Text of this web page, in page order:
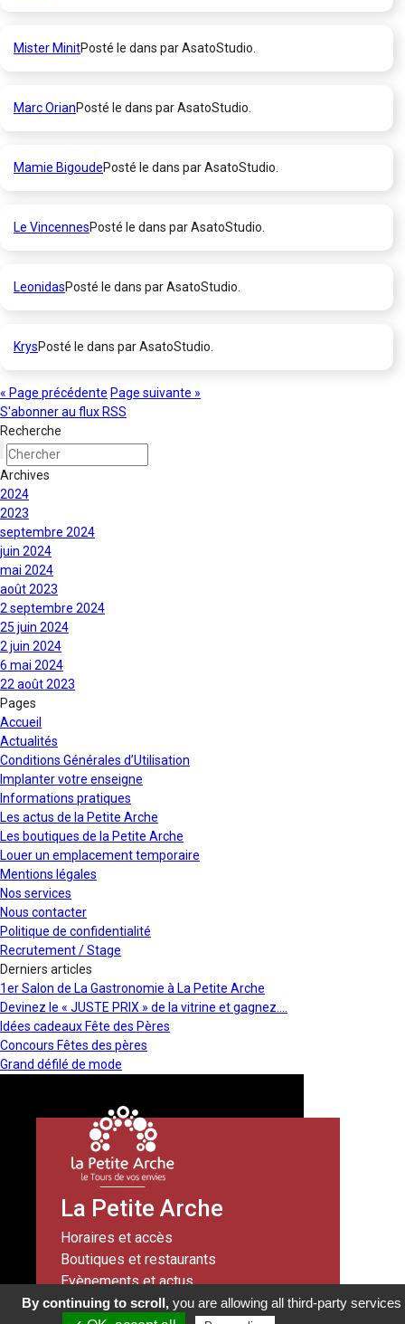
Mister MinitPosté le dans par AsatoStudio.
Marc OrianPosté le dans par AsatoStudio.
Mamie BigoudePosté le dans par AsatoStudio.
Le VincennesPosté le dans par AsatoStudio.
LeonidasPosté le dans par AsatoStudio.
KrysPosté le dans par AsatoStudio.
« Page précédente Page suivante »
S'abonner au flux RSS
Recherche
Archives
2024
2023
septembre 2024
juin 2024
mai 2024
août 2023
2 septembre 2024
25 juin 2024
2 juin 2024
6 mai 2024
22 août 2023
Pages
Accueil
Actualités
Conditions Générales d’Utilisation
Implanter votre enseigne
Informations pratiques
Les actus de la Petite Arche
Les boutiques de la Petite Arche
Louer un emplacement temporaire
Mentions légales
Nos services
Nous contacter
Politique de confidentialité
Recrutement / Stage
Derniers articles
1er Salon de La Gastronomie à La Petite Arche
Devinez le « JUSTE PRIX » de la vitrine et gagnez….
Idées cadeaux Fête des Pères
Concours Fêtes des pères
Grand défilé de mode
La Petite Arche
Horaires et accès
Boutiques et restaurants
Evènements et actus
Services
By continuing to scroll, you are allowing all third-party services